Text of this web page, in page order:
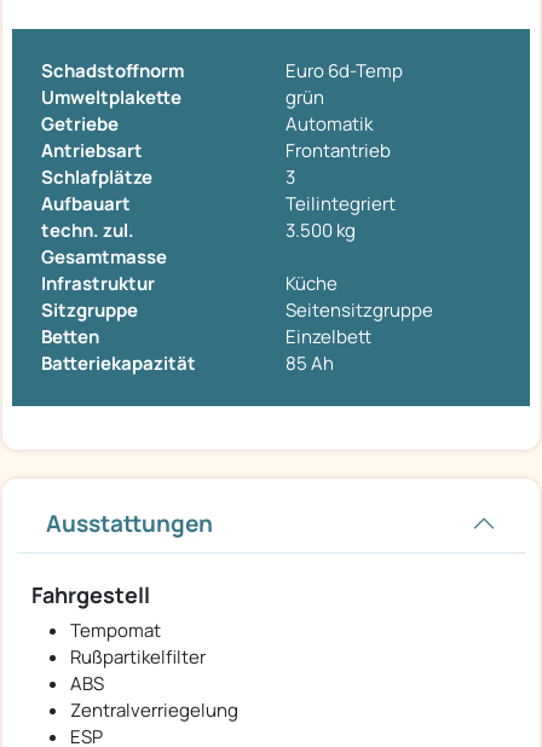
Schadstoffnorm
Euro 6d-Temp
Umweltplakette
grün
Getriebe
Automatik
Antriebsart
Frontantrieb
Schlafplätze
3
Aufbauart
Teilintegriert
techn. zul.
Gesamtmasse
3.500 kg
Infrastruktur
Küche
Sitzgruppe
Seitensitzgruppe
Betten
Einzelbett
Batteriekapazität
85 Ah
Ausstattungen
Fahrgestell
Tempomat
Rußpartikelfilter
ABS
Zentralverriegelung
ESP